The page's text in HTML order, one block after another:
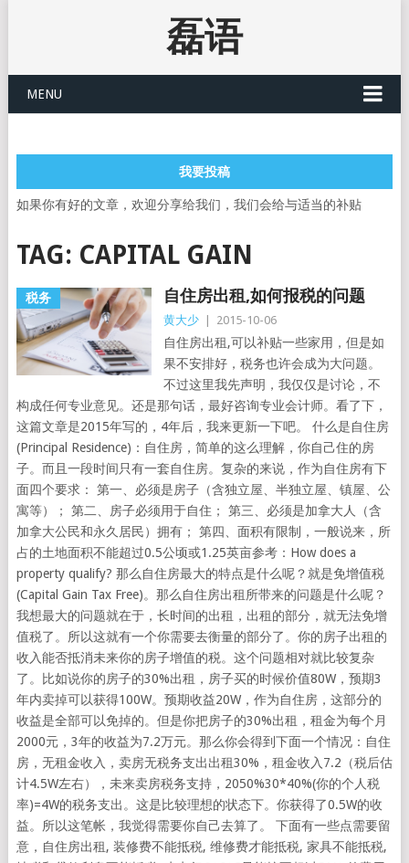
磊语
MENU
我要投稿
如果你有好的文章，欢迎分享给我们，我们会给与适当的补贴
TAG: CAPITAL GAIN
税务 自住房出租,如何报税的问题
黄大少 2015-10-06
自住房出租,可以补贴一些家用，但是如
果不安排好，税务也许会成为大问题。
不过这里我先声明，我仅仅是讨论，不
构成任何专业意见。还是那句话，最好咨询专业会计师。看了下，
这篇文章是2015年写的，4年后，我来更新一下吧。 什么是自住房
(Principal Residence)：自住房，简单的这么理解，你自己住的房
子。而且一段时间只有一套自住房。复杂的来说，作为自住房有下
面四个要求： 第一、必须是房子（含独立屋、半独立屋、镇屋、公
寓等）； 第二、房子必须用于自住； 第三、必须是加拿大人（含
加拿大公民和永久居民）拥有； 第四、面积有限制，一般说来，所
占的土地面积不能超过0.5公顷或1.25英亩参考：How does a
property qualify? 那么自住房最大的特点是什么呢？就是免增值税
(Capital Gain Tax Free)。那么自住房出租所带来的问题是什么呢？
我想最大的问题就在于，长时间的出租，出租的部分，就无法免增
值税了。所以这就有一个你需要去衡量的部分了。你的房子出租的
收入能否抵消未来你的房子增值的税。这个问题相对就比较复杂
了。比如说你的房子的30%出租，房子买的时候价值80W，预期3
年内卖掉可以获得100W。预期收益20W，作为自住房，这部分的
收益是全部可以免掉的。但是你把房子的30%出租，租金为每个月
2000元，3年的收益为7.2万元。那么你会得到下面一个情况：自住
房，无租金收入，卖房无税务支出出租30%，租金收入7.2（税后估
计4.5W左右），未来卖房税务支持，2050%30*40%(你的个人税
率)=4W的税务支出。这是比较理想的状态下。你获得了0.5W的收
益。所以这笔帐，我觉得需要你自己去算了。 下面有一些点需要留
意，自住房出租, 装修费不能抵税, 维修费才能抵税, 家具不能抵税,